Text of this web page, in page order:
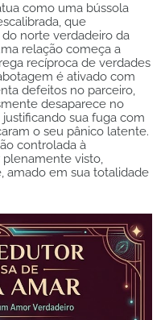
como uma bússola
que
norte verdadeiro da
relação começa a
recíproca de verdades
é ativado com
defeitos no parceiro,
desaparece no
sua fuga com
o seu pânico latente.
controlada à
plenamente visto,
amado em sua totalidade